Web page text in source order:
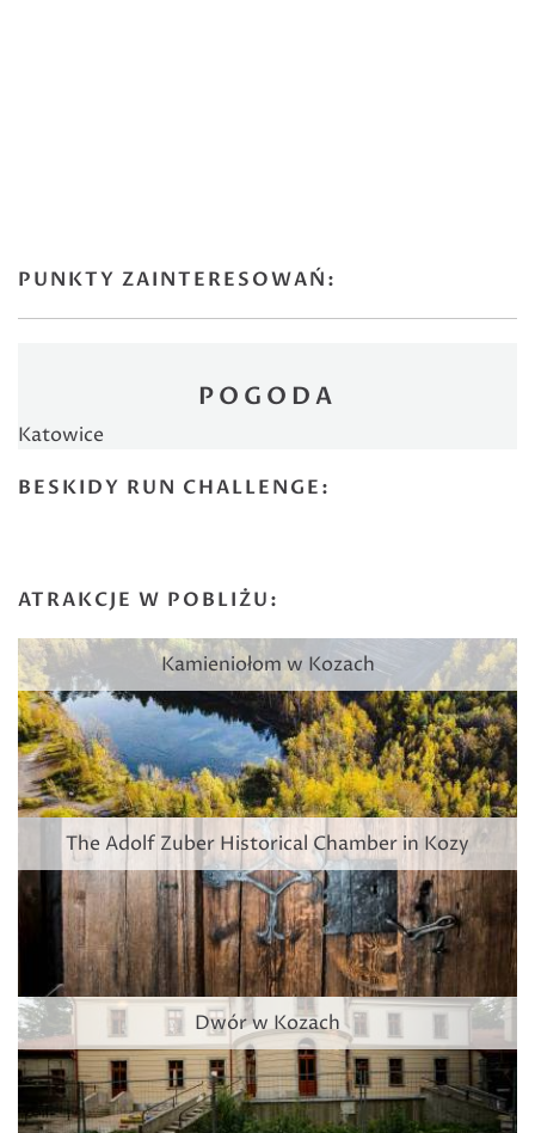
PUNKTY ZAINTERESOWAŃ:
POGODA
Katowice
BESKIDY RUN CHALLENGE:
ATRAKCJE W POBLIŻU:
Kamieniołom w Kozach
The Adolf Zuber Historical Chamber in Kozy
Dwór w Kozach